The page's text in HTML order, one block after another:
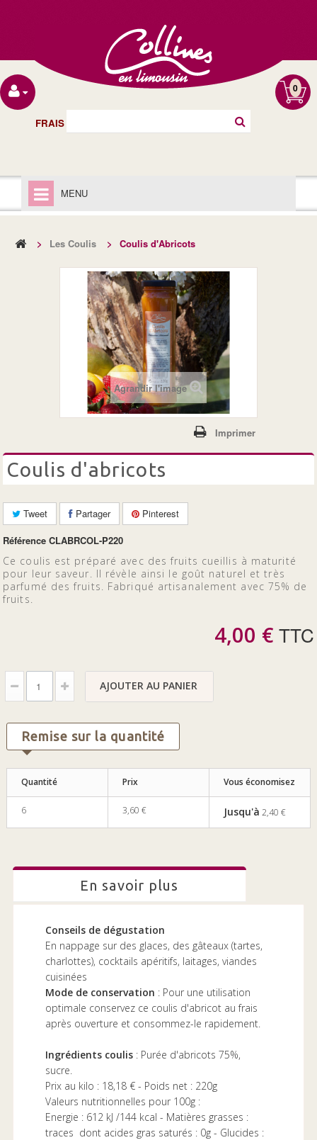
0
FRAIS DE PORT OFFERT À PARTIR DE 40€
MENU
LIVRAISON
MENTIONS LÉGALES
LES CHUTNEYS
LES CONFITURES
LES 100% FRUITS BIO
> Les Coulis > Coulis d'Abricots
Agrandir l'image
Imprimer
coulis d'abricots
Tweet Partager
Pinterest
Référence CLABRCOL-P220
Ce coulis est préparé avec des fruits cueillis à maturité
pour leur saveur. Il révèle ainsi le goût naturel et très
parfumé des fruits. Fabriqué artisanalement avec 75% de
fruits.
4,00 € TTC
AJOUTER AU PANIER
Remise sur la quantité
Quantité Prix Vous économisez
6 3,60 € Jusqu'à 2,40 €
en savoir plus
Conseils de dégustation
En nappage sur des glaces, des gâteaux (tartes,
charlottes), cocktails apéritifs, laitages, viandes
cuisinées
Mode de conservation : Pour une utilisation
optimale conservez ce coulis d'abricot au frais
après ouverture et consommez-le rapidement.
Ingrédients coulis : Purée d'abricots 75%,
sucre.
Prix au kilo : 18,18 € - Poids net : 220g
Valeurs nutritionnelles pour 100g :
Energie : 612 kJ /144 kcal - Matières grasses :
traces dont acides gras saturés : 0g - Glucides :